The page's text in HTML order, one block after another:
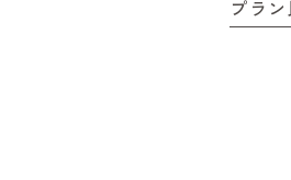
プラ